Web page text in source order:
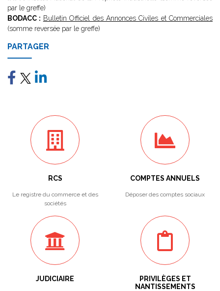
par le greffe)
BODACC : Bulletin Officiel des Annonces Civiles et Commerciales
(somme reversée par le greffe)
PARTAGER
RCS
Le registre du commerce et des
sociétés
COMPTES ANNUELS
Déposer des comptes sociaux
JUDICIAIRE
PRIVILÈGES ET
NANTISSEMENTS